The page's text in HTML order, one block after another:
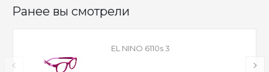
Ранее вы смотрели
EL NINO 6110s 3